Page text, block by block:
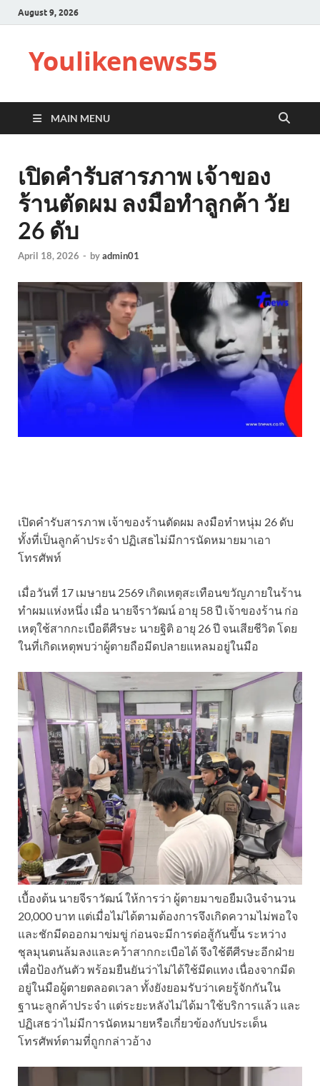
August 9, 2026
Youlikenews55
MAIN MENU
เปิดคำรับสารภาพ เจ้าของ
ร้านตัดผม ลงมือทำลูกค้า วัย
26 ดับ
April 18, 2026 - byadmin01
เปิดคำรับสารภาพ เจ้าของร้านตัดผม ลงมือทำหนุ่ม 26 ดับ
ทั้งที่เป็นลูกค้าประจำ ปฏิเสธไม่มีการนัดหมายมาเอา
โทรศัพท์
เมื่อวันที่ 17 เมษายน 2569 เกิดเหตุสะเทือนขวัญภายในร้าน
ทำผมแห่งหนึ่ง เมื่อ นายจีราวัฒน์ อายุ 58 ปี เจ้าของร้าน ก่อ
เหตุใช้สากกะเบือตีศีรษะ นายฐิติ อายุ 26 ปี จนเสียชีวิต โดย
ในที่เกิดเหตุพบว่าผู้ตายถือมีดปลายแหลมอยู่ในมือ
เบื้องต้น นายจีราวัฒน์ ให้การว่า ผู้ตายมาขอยืมเงินจำนวน
20,000 บาท แต่เมื่อไม่ได้ตามต้องการจึงเกิดความไม่พอใจ
และชักมีดออกมาข่มขู่ ก่อนจะมีการต่อสู้กันขึ้น ระหว่าง
ชุลมุนตนล้มลงและคว้าสากกะเบือได้ จึงใช้ตีศีรษะอีกฝ่าย
เพื่อป้องกันตัว พร้อมยืนยันว่าไม่ได้ใช้มีดแทง เนื่องจากมีด
อยู่ในมือผู้ตายตลอดเวลา ทั้งยังยอมรับว่าเคยรู้จักกันใน
ฐานะลูกค้าประจำ แต่ระยะหลังไม่ได้มาใช้บริการแล้ว และ
ปฏิเสธว่าไม่มีการนัดหมายหรือเกี่ยวข้องกับประเด็น
โทรศัพท์ตามที่ถูกกล่าวอ้าง